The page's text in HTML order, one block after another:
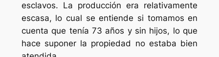
esclavos. La producción era relativamente
escasa, lo cual se entiende si tomamos en
cuenta que tenía 73 años y sin hijos, lo que
hace suponer la propiedad no estaba bien